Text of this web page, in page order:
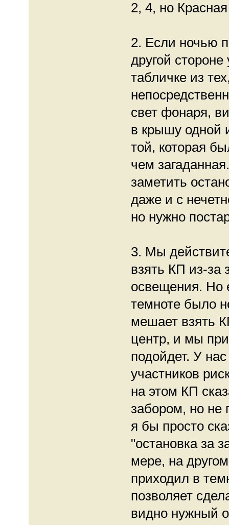
2, 4, но
2. Если ночью
другой
табличке из
свет фонаря,
в крышу одной
той, которая
чем
заметить
даже и с
но нужно
3. Мы
взять КП из-за
освещения. Но
темноте было
мешает взять
центр, и мы
подойдет. У
участников
на этом КП
забором, но не
я бы просто
"остановка за
мере, на
приходил в
позволяет
видно нужный